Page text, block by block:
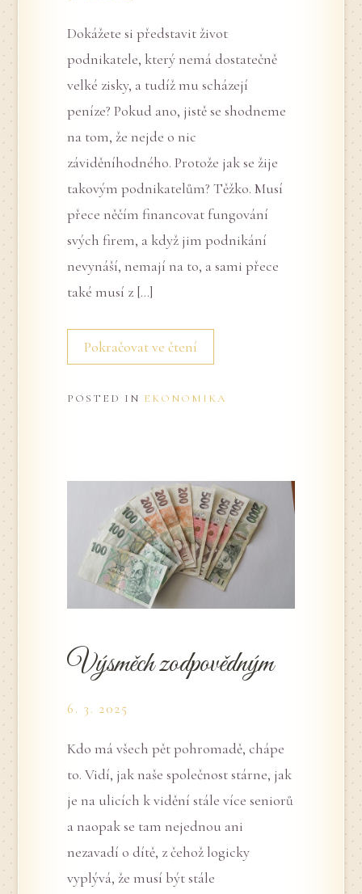
Dokážete si představit život
podnikatele, který nemá dostatečně
velké zisky, a tudíž mu scházejí
peníze? Pokud ano, jistě se shodneme
na tom, že nejde o nic
záviděníhodného. Protože jak se žije
takovým podnikatelům? Těžko. Musí
přece něčím financovat fungování
svých firem, a když jim podnikání
nevynáší, nemají na to, a sami přece
také musí z […]
Pokračovat ve čtení
POSTED IN EKONOMIKA
Výsměch zodpovědným
6. 3. 2025
Kdo má všech pět pohromadě, chápe
to. Vidí, jak naše společnost stárne, jak
je na ulicích k vidění stále více seniorů
a naopak se tam nejednou ani
nezavadí o dítě, z čehož logicky
vyplývá, že musí být stále